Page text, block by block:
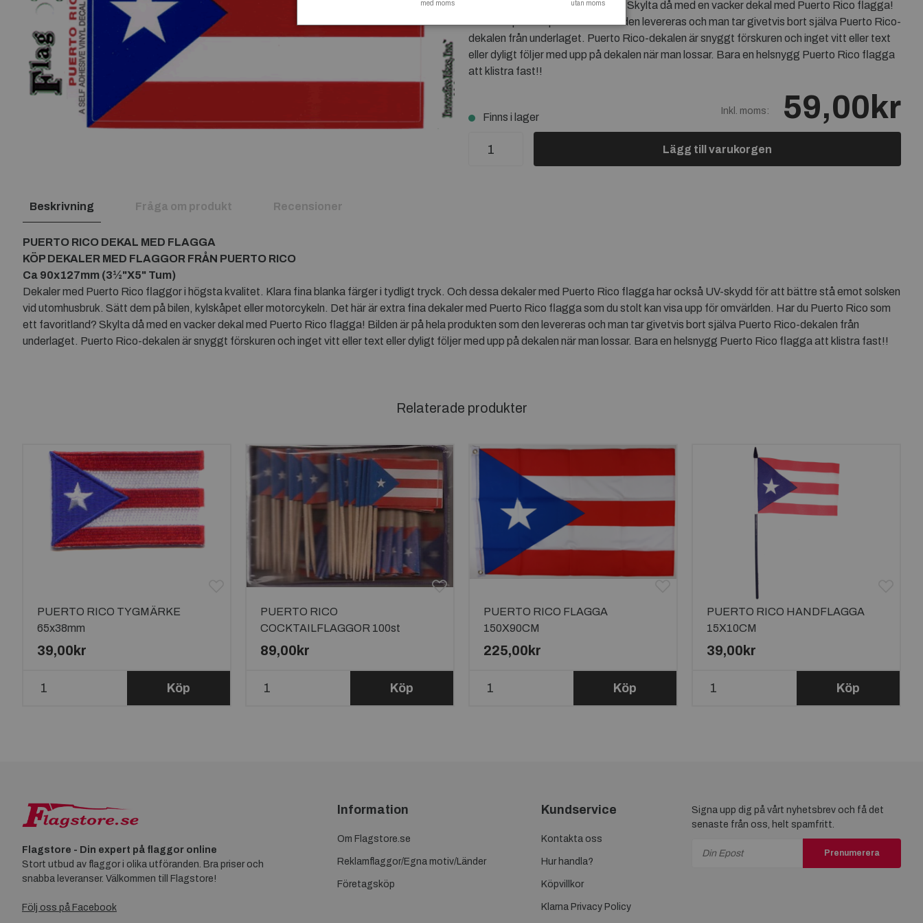
Puerto Rico som ett favoritland? Skylta då med en vacker dekal med Puerto Rico flagga!
Bilden är på hela produkten som den levereras och man tar givetvis bort själva Puerto Rico-
dekalen från underlaget. Puerto Rico-dekalen är snyggt förskuren och inget vitt eller text
eller dyligt följer med upp på dekalen när man lossar. Bara en helsnygg Puerto Rico flagga
att klistra fast!!
Finns i lager
Inkl. moms: 59,00kr
Lägg till varukorgen
Beskrivning Fråga om produkt Recensioner
PUERTO RICO DEKAL MED FLAGGA
KÖP DEKALER MED FLAGGOR FRÅN PUERTO RICO
Ca 90x127mm (3½"X5" Tum)
Dekaler med Puerto Rico flaggor i högsta kvalitet. Klara fina blanka färger i tydligt tryck. Och dessa dekaler med Puerto Rico flagga har också UV-skydd för att bättre stå emot solsken
vid utomhusbruk. Sätt dem på bilen, kylskåpet eller motorcykeln. Det här är extra fina dekaler med Puerto Rico flagga som du stolt kan visa upp för omvärlden. Har du Puerto Rico som
ett favoritland? Skylta då med en vacker dekal med Puerto Rico flagga! Bilden är på hela produkten som den levereras och man tar givetvis bort själva Puerto Rico-dekalen från
underlaget. Puerto Rico-dekalen är snyggt förskuren och inget vitt eller text eller dyligt följer med upp på dekalen när man lossar. Bara en helsnygg Puerto Rico flagga att klistra fast!!
Relaterade produkter
PUERTO RICO TYGMÄRKE
65x38mm
39,00kr
Köp
PUERTO RICO
COCKTAILFLAGGOR 100st
89,00kr
Köp
PUERTO RICO FLAGGA
150X90CM
225,00kr
Köp
PUERTO RICO HANDFLAGGA
15X10CM
39,00kr
Köp
Flagstore - Din expert på flaggor online
Stort utbud av flaggor i olika utföranden. Bra priser och
snabba leveranser. Välkommen till Flagstore!
Följ oss på Facebook
Information
Om Flagstore.se
Reklamflaggor/Egna motiv/Länder
Företagsköp
Kundservice
Kontakta oss
Hur handla?
Köpvillkor
Klarna Privacy Policy
Signa upp dig på vårt nyhetsbrev och få det
senaste från oss, helt spamfritt.
Prenumerera
med moms utan moms